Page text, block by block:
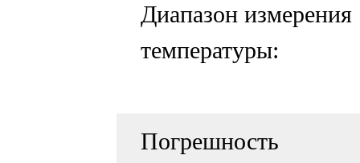
Диапазон измерения
температуры:
Погрешность